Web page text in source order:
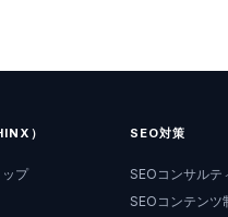
）
プ
SEO対策
SEOコンサルテ
SEOコンテンツ